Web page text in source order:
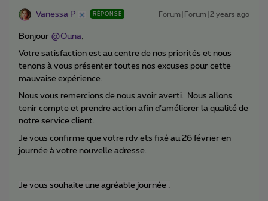
Vanessa P RÉPONSE Forum|Forum|2 years ago
Bonjour @Ouna,
Votre satisfaction est au centre de nos priorités et nous
tenons à vous présenter toutes nos excuses pour cette
mauvaise expérience.
Nous vous remercions de nous avoir averti. Nous allons
tenir compte et prendre action afin d’améliorer la qualité de
notre service client.
Je vous confirme que votre rdv ets fixé au 26 février en
journée à votre nouvelle adresse.
Je vous souhaite une agréable journée .